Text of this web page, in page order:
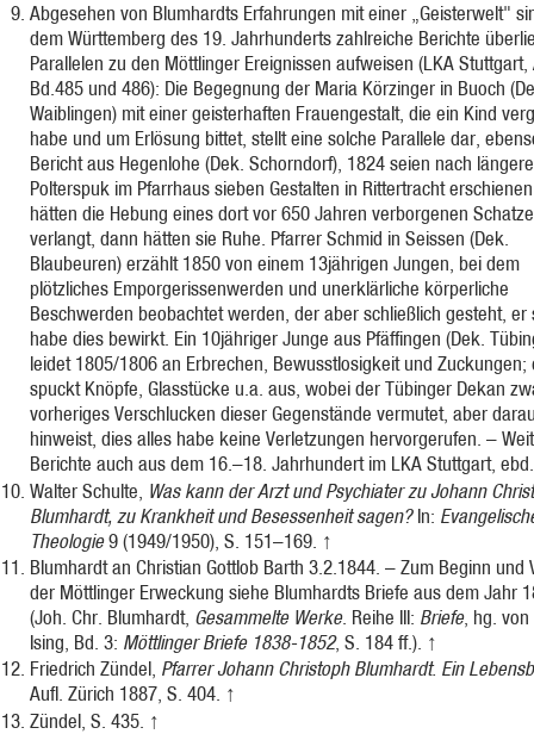
Abgesehen von Blumhardts Erfahrungen mit einer „Geisterwelt"
dem Württemberg des 19. Jahrhunderts zahlreiche Berichte
Parallelen zu den Möttlinger Ereignissen aufweisen (LKA Stuttgart,
Bd.485 und 486): Die Begegnung der Maria Körzinger in Buoch
Waiblingen) mit einer geisterhaften Frauengestalt, die ein Kind
habe und um Erlösung bittet, stellt eine solche Parallele dar,
Bericht aus Hegenlohe (Dek. Schorndorf), 1824 seien nach
Polterspuk im Pfarrhaus sieben Gestalten in Rittertracht
hätten die Hebung eines dort vor 650 Jahren verborgenen
verlangt, dann hätten sie Ruhe. Pfarrer Schmid in Seissen (Dek.
Blaubeuren) erzählt 1850 von einem 13jährigen Jungen, bei dem
plötzliches Emporgerissenwerden und unerklärliche körperliche
Beschwerden beobachtet werden, der aber schließlich gesteht, er
habe dies bewirkt. Ein 10jähriger Junge aus Pfäffingen (Dek.
leidet 1805/1806 an Erbrechen, Bewusstlosigkeit und Zuckungen;
spuckt Knöpfe, Glasstücke u.a. aus, wobei der Tübinger Dekan
vorheriges Verschlucken dieser Gegenstände vermutet, aber
hinweist, dies alles habe keine Verletzungen hervorgerufen. –
Berichte auch aus dem 16.–18. Jahrhundert im LKA Stuttgart,
Walter Schulte, Was kann der Arzt und Psychiater zu Johann
Blumhardt, zu Krankheit und Besessenheit sagen?In:
Theologie9 (1949/1950), S. 151–169. ↑
Blumhardt an Christian Gottlob Barth 3.2.1844. – Zum Beginn und
der Möttlinger Erweckung siehe Blumhardts Briefe aus dem Jahr
(Joh. Chr. Blumhardt, Gesammelte Werke. Reihe III: Briefe, hg. von
Ising, Bd. 3: Möttlinger Briefe 1838-1852, S. 184 ff.). ↑
Friedrich Zündel, Pfarrer Johann Christoph Blumhardt. Ein
Aufl. Zürich 1887, S. 404. ↑
Zündel, S. 435. ↑